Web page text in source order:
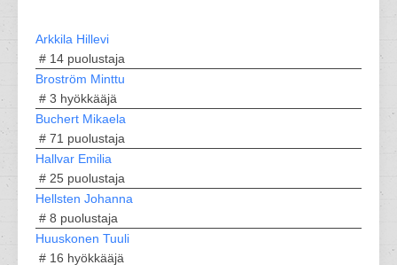
Arkkila Hillevi
# 14 puolustaja
Broström Minttu
# 3 hyökkääjä
Buchert Mikaela
# 71 puolustaja
Hallvar Emilia
# 25 puolustaja
Hellsten Johanna
# 8 puolustaja
Huuskonen Tuuli
# 16 hyökkääjä